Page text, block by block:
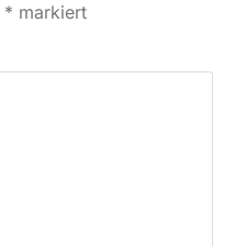
* markiert